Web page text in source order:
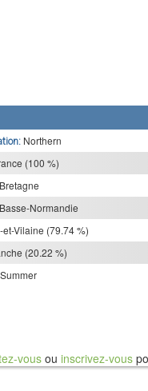
Northern
(100 %)
Bretagne
Basse-Normandie
et-Vilaine (79.74 %)
(20.22 %)
Summer
vousou inscrivez-vous